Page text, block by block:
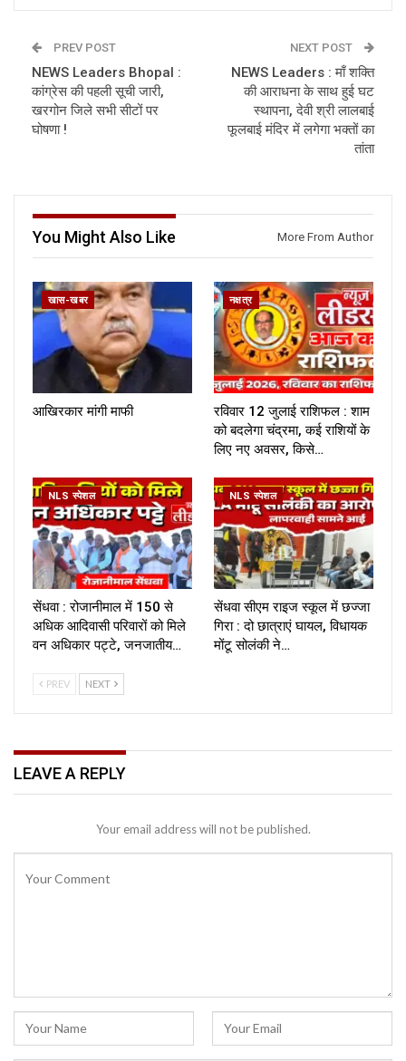
PREV POST
NEWS Leaders Bhopal :
कांग्रेस की पहली सूची जारी,
खरगोन जिले सभी सीटों पर
घोषणा !
NEXT POST
NEWS Leaders : माँ शक्ति
की आराधना के साथ हुई घट
स्थापना, देवी श्री लालबाई
फूलबाई मंदिर में लगेगा भक्तों का
तांता
You Might Also Like More From Author
खास-खबर
आखिरकार मांगी माफी
नक्षत्र
रविवार 12 जुलाई राशिफल : शाम
को बदलेगा चंद्रमा, कई राशियों के
लिए नए अवसर, किसे…
NLS स्पेशल
सेंधवा : रोजानीमाल में 150 से
अधिक आदिवासी परिवारों को मिले
वन अधिकार पट्टे, जनजातीय…
NLS स्पेशल
सेंधवा सीएम राइज स्कूल में छज्जा
गिरा : दो छात्राएं घायल, विधायक
मोंटू सोलंकी ने…
PREV NEXT
LEAVE A REPLY
Your email address will not be published.